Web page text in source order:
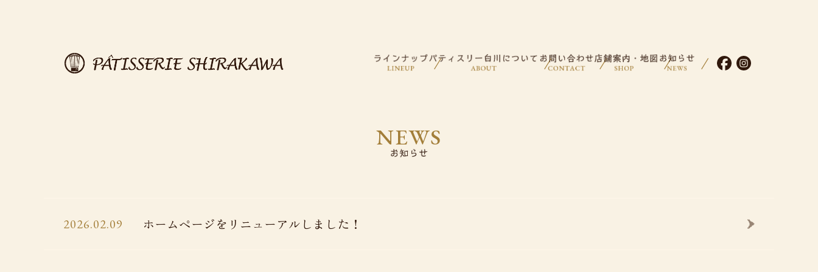
NEWS
2026.02.09 ホームページをリニューアルしました！